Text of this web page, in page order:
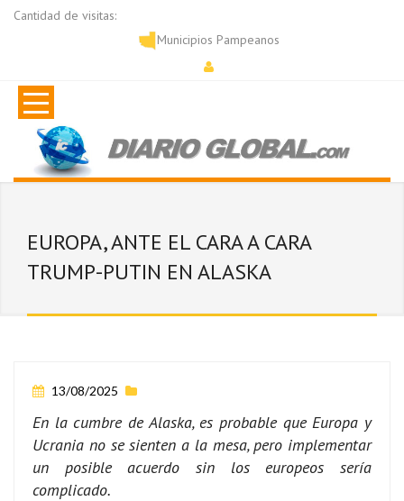
Cantidad de visitas:
Municipios Pampeanos
EUROPA, ANTE EL CARA A CARA
TRUMP-PUTIN EN ALASKA
13/08/2025
En la cumbre de Alaska, es probable que Europa y
Ucrania no se sienten a la mesa, pero implementar
un posible acuerdo sin los europeos sería
complicado.